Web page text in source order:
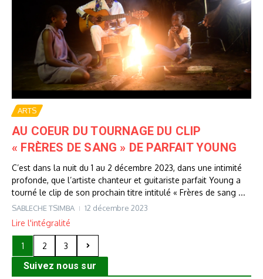
ARTS
AU COEUR DU TOURNAGE DU CLIP
« FRÈRES DE SANG » DE PARFAIT YOUNG
C’est dans la nuit du 1 au 2 décembre 2023, dans une intimité
profonde, que l’artiste chanteur et guitariste parfait Young a
tourné le clip de son prochain titre intitulé « Frères de sang ...
SABLECHE TSIMBA 12 décembre 2023
Lire l'intégralité
1 2 3
Suivez nous sur